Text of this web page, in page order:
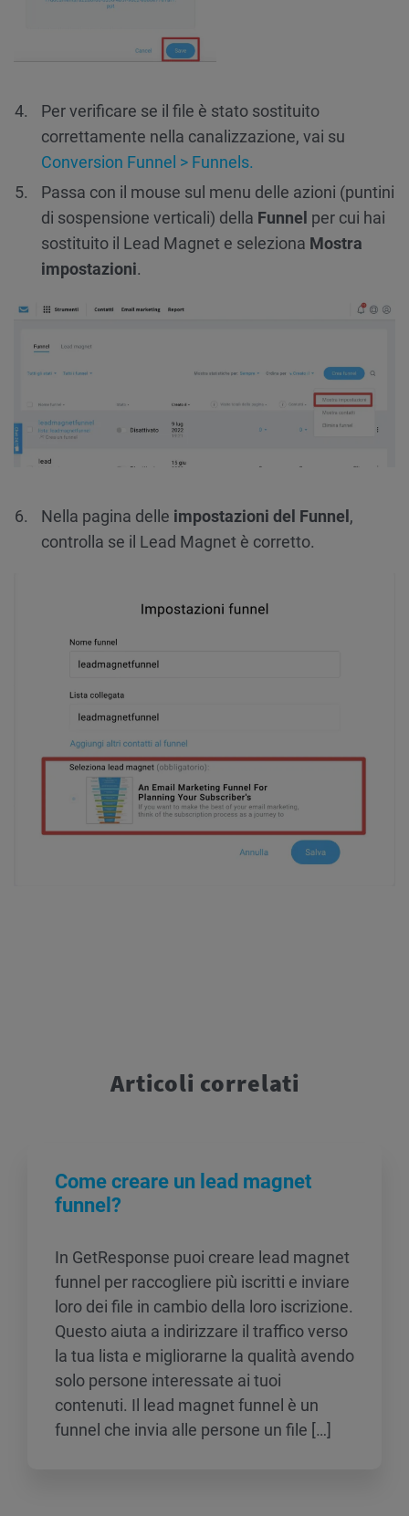
Per verificare se il file è stato sostituito
correttamente nella canalizzazione, vai su
Conversion Funnel > Funnels.
Passa con il mouse sul menu delle azioni (puntini
di sospensione verticali) della Funnel per cui hai
sostituito il Lead Magnet e seleziona Mostra
impostazioni.
Nella pagina delle impostazioni del Funnel,
controlla se il Lead Magnet è corretto.
Articoli correlati
Come creare un lead magnet
funnel?
In GetResponse puoi creare lead magnet
funnel per raccogliere più iscritti e inviare
loro dei file in cambio della loro iscrizione.
Questo aiuta a indirizzare il traffico verso
la tua lista e migliorarne la qualità avendo
solo persone interessate ai tuoi
contenuti. Il lead magnet funnel è un
funnel che invia alle persone un file […]